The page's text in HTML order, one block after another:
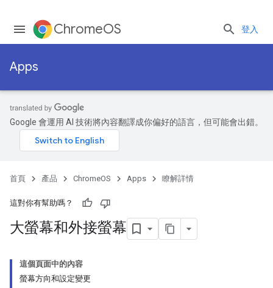
ChromeOS 登入
Apps
Google 會運用 AI 技術將內容翻譯成你偏好的語言，但可能會出錯。
首頁 產品 ChromeOS Apps 瞭解詳情
這對你有幫助嗎？
大螢幕和外接螢幕
這個頁面中的內容
螢幕方向和設定變更